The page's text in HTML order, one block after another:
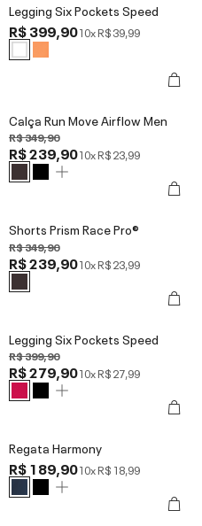
Legging Six Pockets Speed
R$ 399,9010xR$ 39,99
Calça Run Move Airflow Men
R$ 349,90
R$ 239,9010xR$ 23,99
Shorts Prism Race Pro®
R$ 349,90
R$ 239,9010xR$ 23,99
Legging Six Pockets Speed
R$ 399,90
R$ 279,9010xR$ 27,99
Regata Harmony
R$ 189,9010xR$ 18,99